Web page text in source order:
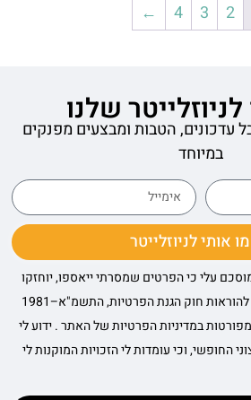
2
3
4
←
שלנו
עדכונים, הטבות ומבצעים מפנקים
במיוחד
אותי לניוזלייטר
עלי כי הפרטים שמסרתי ייאספו, יוחזקו
ויעובדו במאגר מידע בהתאם להוראות חוק הגנת הפרטיות, התשמ"א–1981
ולמטרות המפורטות במדיניות הפרטיות של האתר . ידוע לי
החופשי, וכי עומדות לי הזכויות המוקנות לי